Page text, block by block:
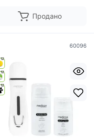
Продано
60096
12
12
12